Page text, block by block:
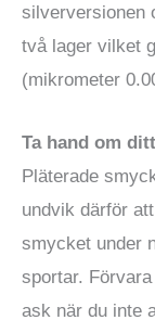
silverversionen
två lager vilket
(mikrometer
Ta hand om
Pläterade
undvik därför
smycket under
sportar.
ask när du inte